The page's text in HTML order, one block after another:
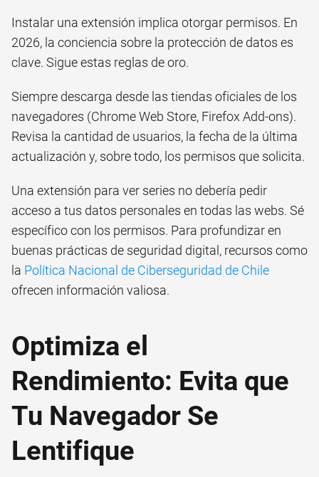
Instalar una extensión implica otorgar permisos. En
2026, la conciencia sobre la protección de datos es
clave. Sigue estas reglas de oro.
Siempre descarga desde las tiendas oficiales de los
navegadores (Chrome Web Store, Firefox Add-ons).
Revisa la cantidad de usuarios, la fecha de la última
actualización y, sobre todo, los permisos que solicita.
Una extensión para ver series no debería pedir
acceso a tus datos personales en todas las webs. Sé
específico con los permisos. Para profundizar en
buenas prácticas de seguridad digital, recursos como
la Política Nacional de Ciberseguridad de Chile
ofrecen información valiosa.
Optimiza el
Rendimiento: Evita que
Tu Navegador Se
Lentifique